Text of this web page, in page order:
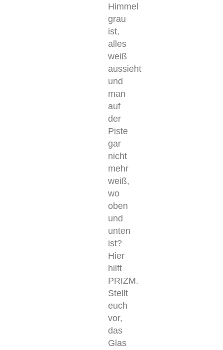
Himmel
grau
ist,
alles
weiß
aussieht
und
man
auf
der
Piste
gar
nicht
mehr
weiß,
wo
oben
und
unten
ist?
Hier
hilft
PRIZM.
Stellt
euch
vor,
das
Glas